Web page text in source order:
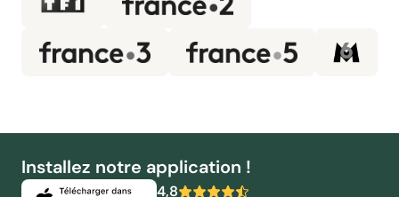
Installez notre application !
4,8